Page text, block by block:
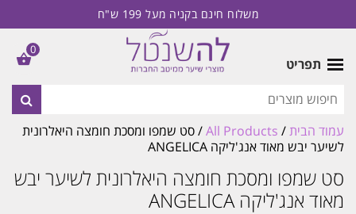
משלוח חינם בקניה מעל 199 ש"ח
תפריט
עמוד הבית/
All Products/ סט שמפו ומסכת חומצה היאלרונית
לשיער יבש מאוד אנג'ליקה ANGELICA
סט שמפו ומסכת חומצה היאלרונית לשיער יבש
מאוד אנג'ליקה ANGELICA
0